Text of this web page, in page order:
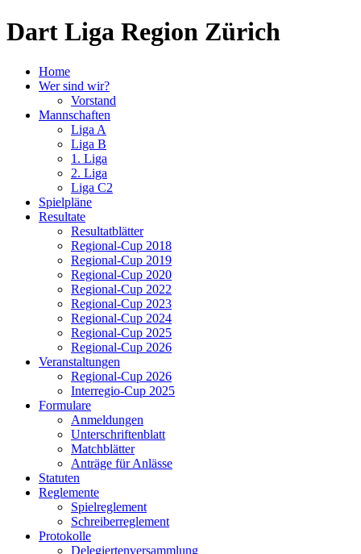
Dart Liga Region Zürich
Home
Wer sind wir?
Vorstand
Mannschaften
Liga A
Liga B
1. Liga
2. Liga
Liga C2
Spielpläne
Resultate
Resultatblätter
Regional-Cup 2018
Regional-Cup 2019
Regional-Cup 2020
Regional-Cup 2022
Regional-Cup 2023
Regional-Cup 2024
Regional-Cup 2025
Regional-Cup 2026
Veranstaltungen
Regional-Cup 2026
Interregio-Cup 2025
Formulare
Anmeldungen
Unterschriftenblatt
Matchblätter
Anträge für Anlässe
Statuten
Reglemente
Spielreglement
Schreiberreglement
Protokolle
Delegiertenversammlung